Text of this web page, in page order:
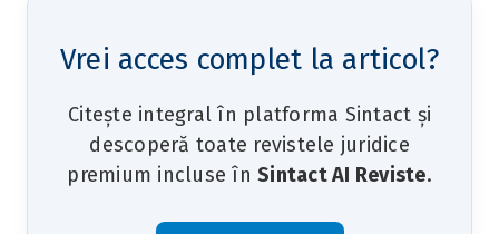
Vrei acces complet la articol?
Citește integral în platforma Sintact și
descoperă toate revistele juridice
premium incluse în Sintact AI Reviste.